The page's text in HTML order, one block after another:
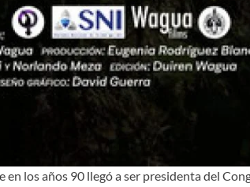
los años 90 llegó a ser presidenta del